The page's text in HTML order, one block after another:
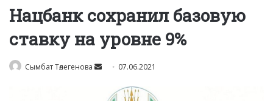
Нацбанк сохранил базовую
ставку на уровне 9%
Сымбат Төлегенова
Send
email
07.06.2021